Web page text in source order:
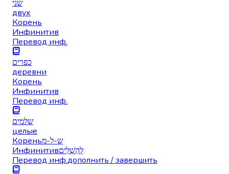
שני
двух
Корень
Инфинитив
Перевод инф.
כפרים
деревни
Корень
Инфинитив
Перевод инф.
שלמים
целые
Кореньש-ל-מ
Инфинитивלְהַשְׁלִים
Перевод инф.дополнить / завершить